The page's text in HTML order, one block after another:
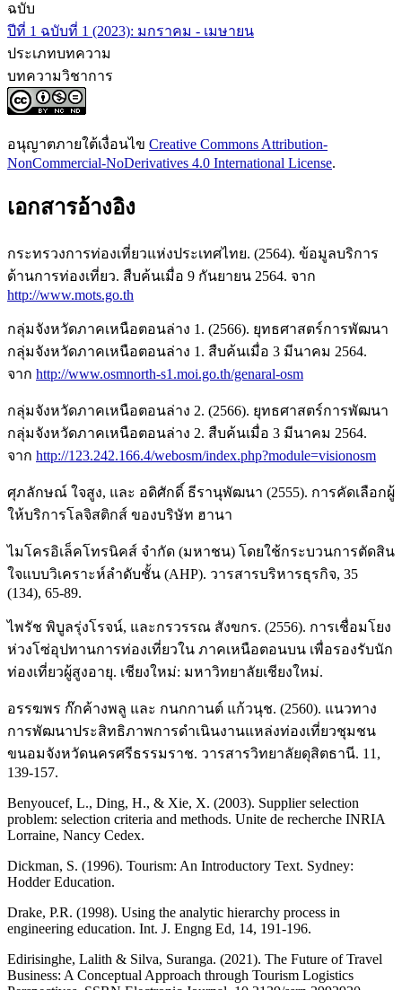
ฉบับ
ปีที่ 1 ฉบับที่ 1 (2023): มกราคม - เมษายน
ประเภทบทความ
บทความวิชาการ
อนุญาตภายใต้เงื่อนไข Creative Commons Attribution-
NonCommercial-NoDerivatives 4.0 International License.
เอกสารอ้างอิง
กระทรวงการท่องเที่ยวแห่งประเทศไทย. (2564). ข้อมูลบริการ
ด้านการท่องเที่ยว. สืบค้นเมื่อ 9 กันยายน 2564. จาก
http://www.mots.go.th
กลุ่มจังหวัดภาคเหนือตอนล่าง 1. (2566). ยุทธศาสตร์การพัฒนา
กลุ่มจังหวัดภาคเหนือตอนล่าง 1. สืบค้นเมื่อ 3 มีนาคม 2564.
จาก http://www.osmnorth-s1.moi.go.th/genaral-osm
กลุ่มจังหวัดภาคเหนือตอนล่าง 2. (2566). ยุทธศาสตร์การพัฒนา
กลุ่มจังหวัดภาคเหนือตอนล่าง 2. สืบค้นเมื่อ 3 มีนาคม 2564.
จาก http://123.242.166.4/webosm/index.php?module=visionosm
ศุภลักษณ์ ใจสูง, และ อดิศักดิ์ ธีรานุพัฒนา (2555). การคัดเลือกผู้
ให้บริการโลจิสติกส์ ของบริษัท ฮานา
ไมโครอิเล็คโทรนิคส์ จำกัด (มหาชน) โดยใช้กระบวนการตัดสิน
ใจแบบวิเคราะห์ลำดับชั้น (AHP). วารสารบริหารธุรกิจ, 35
(134), 65-89.
ไพรัช พิบูลรุ่งโรจน์, และกรวรรณ สังขกร. (2556). การเชื่อมโยง
ห่วงโซ่อุปทานการท่องเที่ยวใน ภาคเหนือตอนบน เพื่อรองรับนัก
ท่องเที่ยวผู้สูงอายุ. เชียงใหม่: มหาวิทยาลัยเชียงใหม่.
อรรฆพร ก๊กค้างพลู และ กนกกานต์ แก้วนุช. (2560). แนวทาง
การพัฒนาประสิทธิภาพการดำเนินงานแหล่งท่องเที่ยวชุมชน
ขนอมจังหวัดนครศรีธรรมราช. วารสารวิทยาลัยดุสิตธานี. 11,
139-157.
Benyoucef, L., Ding, H., & Xie, X. (2003). Supplier selection
problem: selection criteria and methods. Unite de recherche INRIA
Lorraine, Nancy Cedex.
Dickman, S. (1996). Tourism: An Introductory Text. Sydney:
Hodder Education.
Drake, P.R. (1998). Using the analytic hierarchy process in
engineering education. Int. J. Engng Ed, 14, 191-196.
Edirisinghe, Lalith & Silva, Suranga. (2021). The Future of Travel
Business: A Conceptual Approach through Tourism Logistics